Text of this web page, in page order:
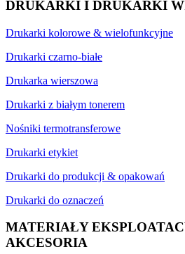
DRUKARKI I DRUKARKI
Drukarki kolorowe & wielofunkcyjne
Drukarki czarno-białe
Drukarka wierszowa
Drukarki z białym tonerem
Nośniki termotransferowe
Drukarki etykiet
Drukarki do produkcji & opakowań
Drukarki do oznaczeń
MATERIAŁY
AKCESORIA